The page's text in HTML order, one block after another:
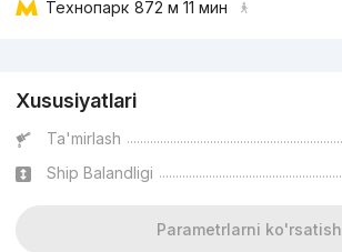
Технопарк 872 м 11 мин
Xususiyatlari
Ta'mirlash
Ship Balandligi
Parametrlarni ko'rsatish